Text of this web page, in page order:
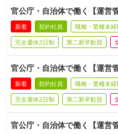
官公庁・自治体で働く【運営
新着 契約社員 職種・業種未経
完全週休2日制 第二新卒歓迎
官公庁・自治体で働く【運
新着 契約社員 職種・業種未経
完全週休2日制 第二新卒歓迎
官公庁・自治体で働く【運